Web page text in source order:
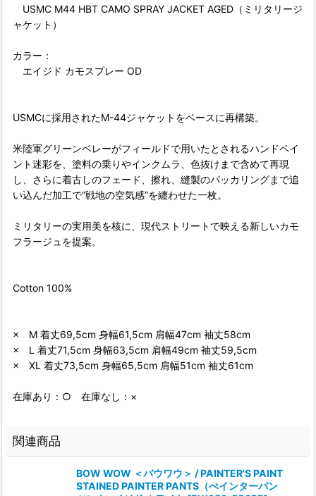
USMC M44 HBT CAMO SPRAY JACKET AGED（ミリタリージ
ャケット）
カラー：
エイジド カモスプレー OD
USMCに採用されたM-44ジャケットをベースに再構築。
米陸軍グリーンベレーがフィールドで用いたとされるハンドペイ
ント迷彩を、塗料の乗りやインクムラ、色抜けまで含めて再現
し、さらに着古しのフェード、擦れ、縫製のパッカリングまで追
い込んだ加工で“戦地の空気感”を纏わせた一枚。
ミリタリーの実用美を核に、現代ストリートで映える新しいカモ
フラージュを提案。
Cotton 100%
× M 着丈69,5cm 身幅61,5cm 肩幅47cm 袖丈58cm
× L 着丈71,5cm 身幅63,5cm 肩幅49cm 袖丈59,5cm
× XL 着丈73,5cm 身幅65,5cm 肩幅51cm 袖丈61cm
在庫あり：○ 在庫なし：×
関連商品
BOW WOW ＜バウワウ＞ / PAINTER'S PAINT
STAINED PAINTER PANTS（ぺインターパン